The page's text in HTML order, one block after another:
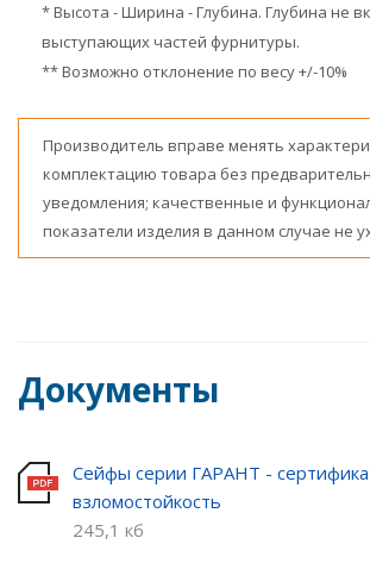
* Высота - Ширина - Глубина. Глубина не
выступающих частей фурнитуры.
** Возможно отклонение по весу +/-10%
Производитель вправе менять
комплектацию товара без
уведомления; качественные и
показатели изделия в данном случае не
Документы
Сейфы серии ГАРАНТ -
взломостойкость
245,1 кб